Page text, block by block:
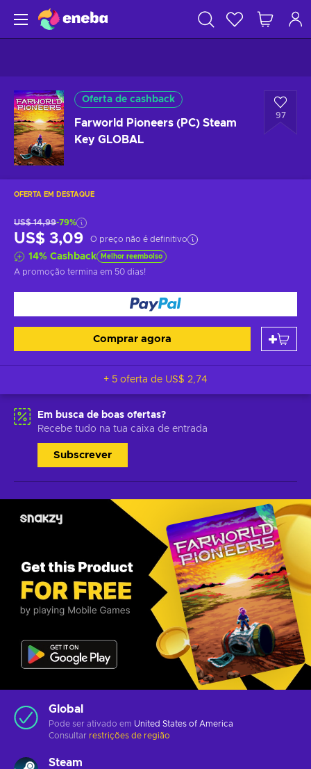
Oferta de cashback
Farworld Pioneers (PC) Steam
Key GLOBAL
97
OFERTA EM DESTAQUE
US$ 14,99-79%
US$ 3,09 O preço não é definitivo
14% Cashback Melhor reembolso
A promoção termina em 50 dias!
Comprar agora
+ 5 oferta de US$ 2,74
Em busca de boas ofertas?
Recebe tudo na tua caixa de entrada
Subscrever
Global
Pode ser ativado em United States of America
Consultar restrições de região
Steam